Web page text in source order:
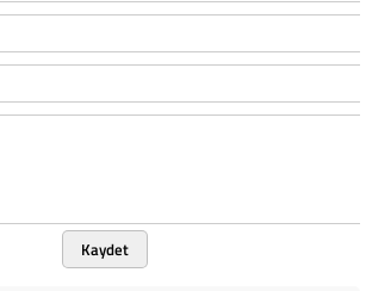
Kaydet